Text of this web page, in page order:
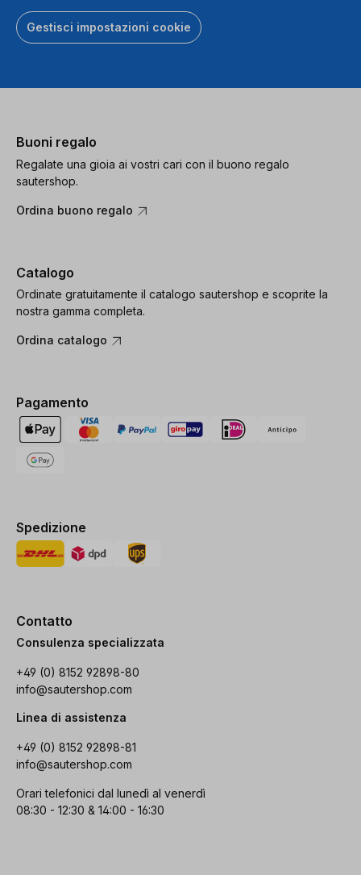
Gestisci impostazioni cookie
Buoni regalo
Regalate una gioia ai vostri cari con il buono regalo
sautershop.
Ordina buono regalo
Catalogo
Ordinate gratuitamente il catalogo sautershop e scoprite la
nostra gamma completa.
Ordina catalogo
Pagamento
Spedizione
Contatto
Consulenza specializzata
+49 (0) 8152 92898-80
info@sautershop.com
Linea di assistenza
+49 (0) 8152 92898-81
info@sautershop.com
Orari telefonici dal lunedì al venerdì
08:30 - 12:30 & 14:00 - 16:30